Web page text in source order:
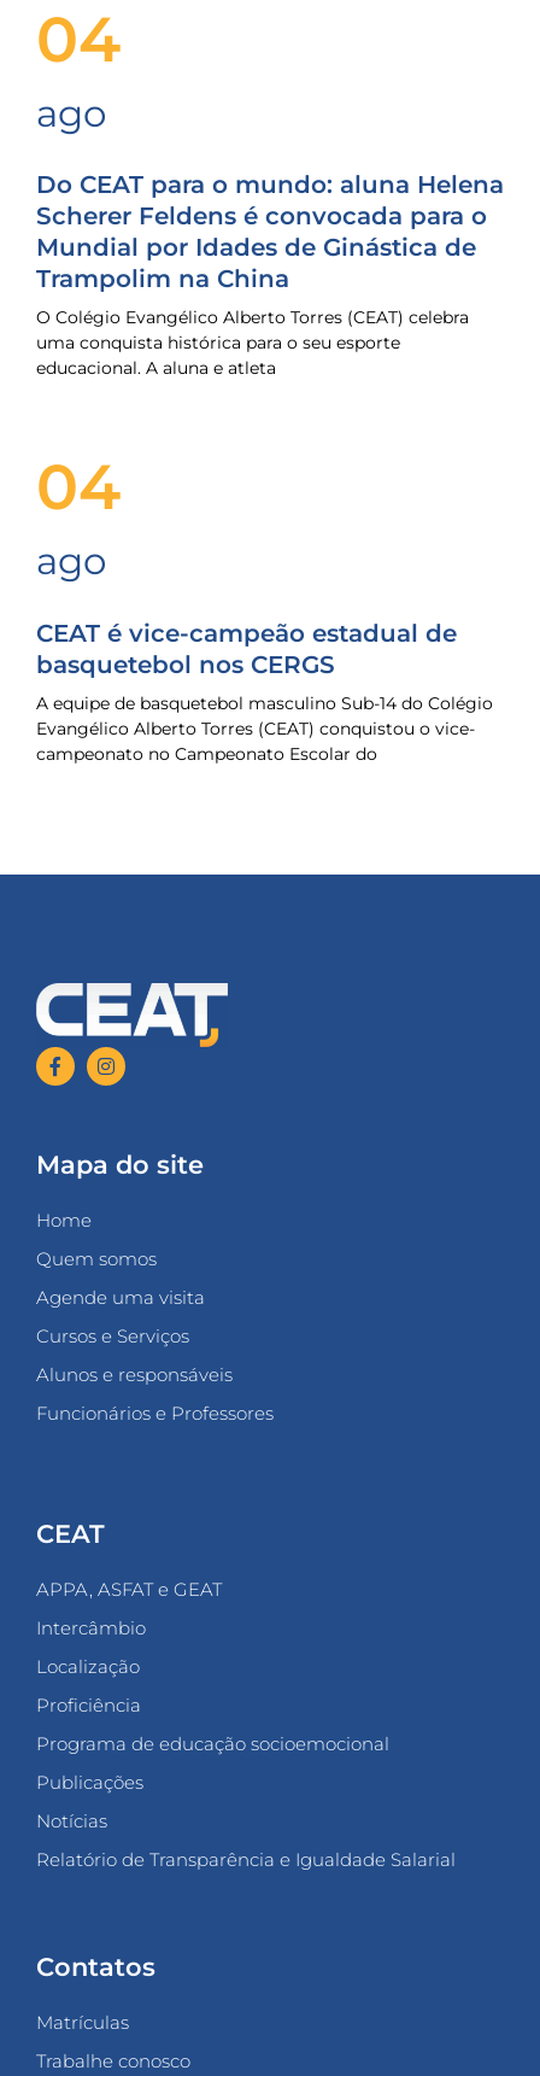
04
ago
Do CEAT para o mundo: aluna Helena
Scherer Feldens é convocada para o
Mundial por Idades de Ginástica de
Trampolim na China
O Colégio Evangélico Alberto Torres (CEAT) celebra
uma conquista histórica para o seu esporte
educacional. A aluna e atleta
04
ago
CEAT é vice-campeão estadual de
basquetebol nos CERGS
A equipe de basquetebol masculino Sub-14 do Colégio
Evangélico Alberto Torres (CEAT) conquistou o vice-
campeonato no Campeonato Escolar do
Mapa do site
Home
Quem somos
Agende uma visita
Cursos e Serviços
Alunos e responsáveis
Funcionários e Professores
CEAT
APPA, ASFAT e GEAT
Intercâmbio
Localização
Proficiência
Programa de educação socioemocional
Publicações
Notícias
Relatório de Transparência e Igualdade Salarial
Contatos
Matrículas
Trabalhe conosco